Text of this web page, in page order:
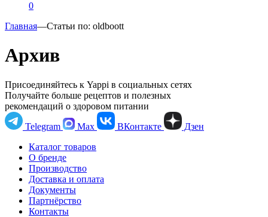
0
Главная—Статьи по: oldboott
Архив
Присоединяйтесь к Yappi в социальных сетях
Получайте больше рецептов и полезных
рекомендаций о здоровом питании
Telegram
Max ВКонтакте
Дзен
Каталог товаров
О бренде
Производство
Доставка и оплата
Документы
Партнёрство
Контакты